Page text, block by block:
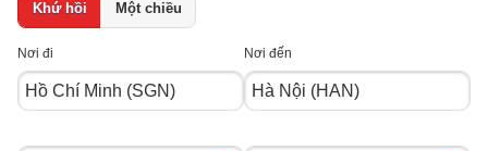
Khứ hồi Một chiều
Nơi đi Nơi đến